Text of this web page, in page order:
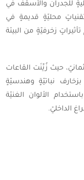
للجدران والأسقف في
محليّةٍ قديمةٍ في
زخرفيّةٍ من البيئة
حيث زُيِّنَت القاعات
نباتيّةٍ وهندسيّةٍ
الألوان الغنيّة
الداخليّ.